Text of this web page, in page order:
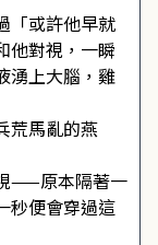
「或許他早就
他對視，一瞬
湧上大腦，雞
荒馬亂的燕
——原本隔著一
秒便會穿過這